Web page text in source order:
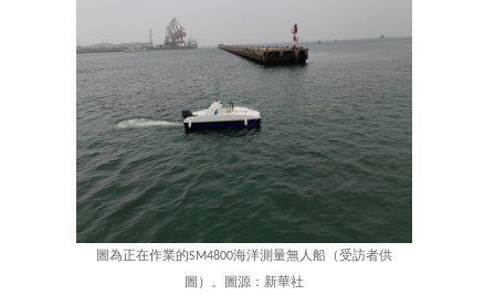
圖為正在作業的SM4800海洋測量無人船（受訪者供
圖）。圖源：新華社